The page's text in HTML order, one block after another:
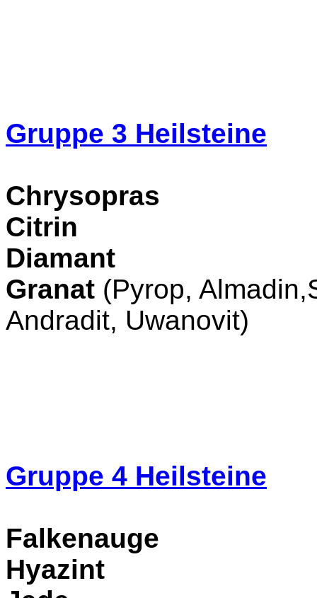
Gruppe 3 Heilsteine
Chrysopras
Citrin
Diamant
Granat (Pyrop,
Andradit, Uwanovit)
Gruppe 4 Heilsteine
Falkenauge
Hyazint